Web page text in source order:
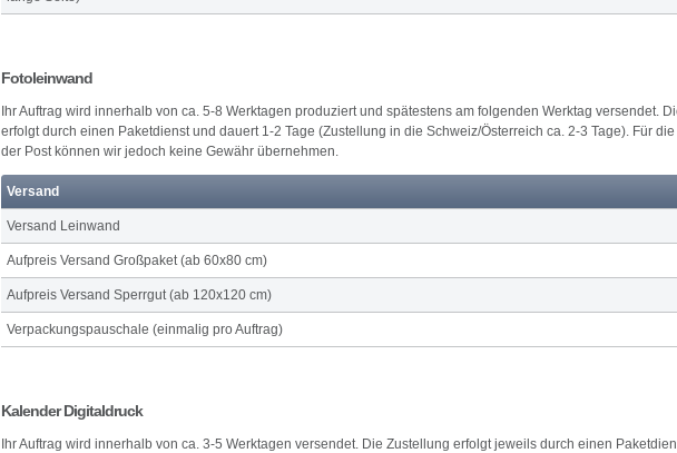
Fotoleinwand
Ihr Auftrag wird innerhalb von ca. 5-8 Werktagen produziert und spätestens am folgenden Werktag versendet.
erfolgt durch einen Paketdienst und dauert 1-2 Tage (Zustellung in die Schweiz/Österreich ca. 2-3 Tage). Für
der Post können wir jedoch keine Gewähr übernehmen.
Versand
Versand Leinwand
Aufpreis Versand Großpaket (ab 60x80 cm)
Aufpreis Versand Sperrgut (ab 120x120 cm)
Verpackungspauschale (einmalig pro Auftrag)
Kalender Digitaldruck
Ihr Auftrag wird innerhalb von ca. 3-5 Werktagen versendet. Die Zustellung erfolgt jeweils durch einen